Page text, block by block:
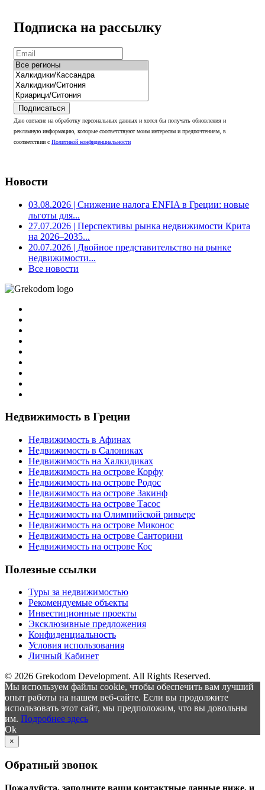
Подписка на рассылку
Подписаться
Даю согласие на обработку персональных данных и хотел бы получать обновления и
рекламную информацию, которые соответствуют моим интересам и предпочтениям, в
соответствии с Политикой конфиденциальности
Новости
03.08.2026 | Снижение налога ENFIA в Греции: новые
льготы для...
27.07.2026 | Перспективы рынка недвижимости Крита
на 2026–2035...
20.07.2026 | Двойное представительство на рынке
недвижимости...
Все новости
Недвижимость в Греции
Недвижимость в Афинах
Недвижимость в Салониках
Недвижимость на Халкидиках
Недвижимость на острове Корфу
Недвижимость на острове Родос
Недвижимость на острове Закинф
Недвижимость на острове Тасос
Недвижимость на Олимпийской ривьере
Недвижимость на острове Миконос
Недвижимость на острове Санторини
Недвижимость на острове Кос
Полезные ссылки
Туры за недвижимостью
Рекомендуемые объекты
Инвестиционные проекты
Эксклюзивные предложения
Конфиденциальность
Условия использования
Личный Кабинет
© 2026 Grekodom Development. All Rights Reserved.
Мы используем файлы cookie, чтобы обеспечить вам лучший
опыт работы на нашем веб-сайте. Если вы продолжите
использовать этот сайт, мы предположим, что вы довольны
им. Подробнее здесь
Ok
×
Обратный звонок
Пожалуйста, заполните ваши контактные данные ниже, и